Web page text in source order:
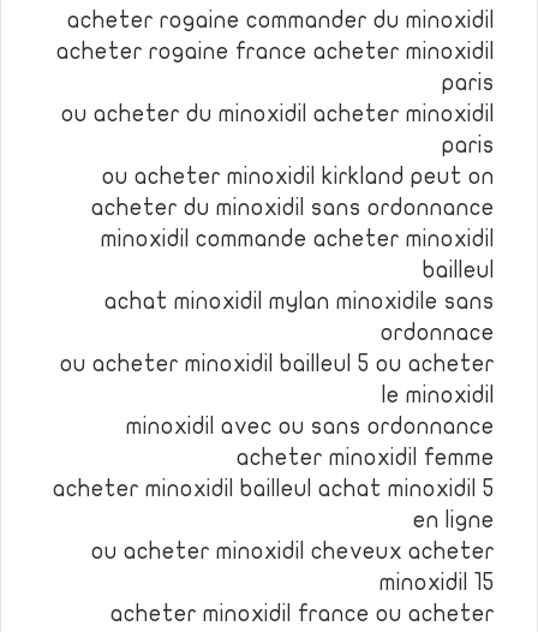
acheter rogaine commander du minoxidil
acheter rogaine france acheter minoxidil
paris
ou acheter du minoxidil acheter minoxidil
paris
ou acheter minoxidil kirkland peut on
acheter du minoxidil sans ordonnance
minoxidil commande acheter minoxidil
bailleul
achat minoxidil mylan minoxidile sans
ordonnace
ou acheter minoxidil bailleul 5 ou acheter
le minoxidil
minoxidil avec ou sans ordonnance
acheter minoxidil femme
acheter minoxidil bailleul achat minoxidil 5
en ligne
ou acheter minoxidil cheveux acheter
minoxidil 15
acheter minoxidil france ou acheter